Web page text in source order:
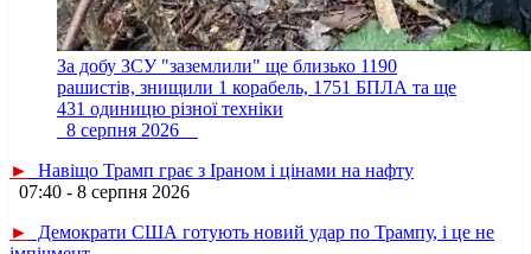
За добу ЗСУ "заземлили" ще близько 1190
рашистів, знищили 1 корабель, 1751 БПЛА та ще
431 одиницю різної техніки
8 серпня 2026
►
Навіщо Трамп грає з Іраном і цінами на нафту
07:40 - 8 серпня 2026
►
Демократи США готують новий удар по Трампу, і це не